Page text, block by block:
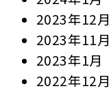
2023年12月
2023年11月
2023年1月
2022年12月